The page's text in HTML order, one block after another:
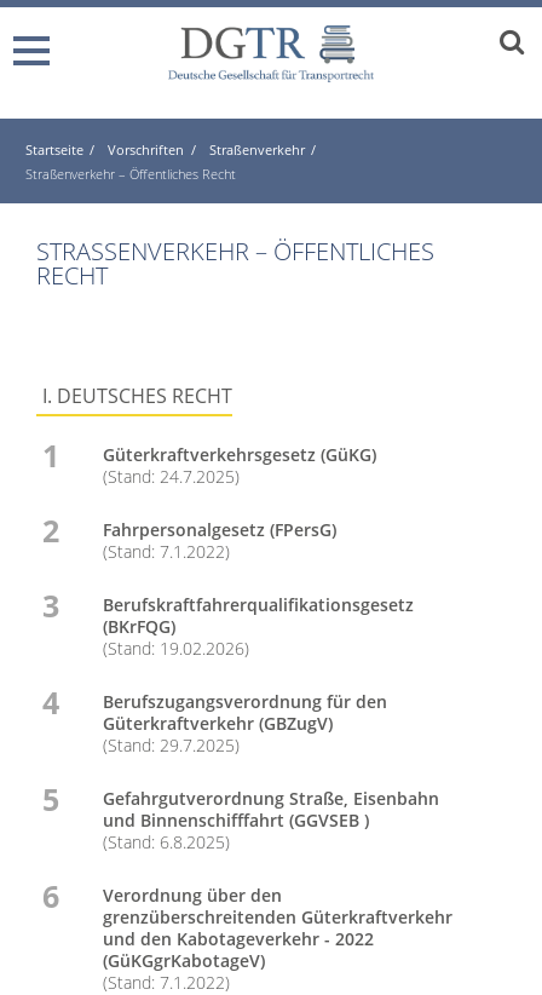
Startseite Vorschriften
Straßenverkehr
Straßenverkehr – Öffentliches Recht
STRASSENVERKEHR – ÖFFENTLICHES R
ECHT
I. DEUTSCHES RECHT
1
Güterkraftverkehrsgesetz (GüKG)
(Stand: 24.7.2025)
2
Fahrpersonalgesetz (FPersG)
(Stand: 7.1.2022)
3
Berufskraftfahrerqualifikationsgesetz
(BKrFQG)
(Stand: 19.02.2026)
4
Berufszugangsverordnung für den
Güterkraftverkehr (GBZugV)
(Stand: 29.7.2025)
5
Gefahrgutverordnung Straße, Eisenbahn
und Binnenschifffahrt (GGVSEB )
(Stand: 6.8.2025)
6
Verordnung über den
grenzüberschreitenden Güterkraftverkehr
und den Kabotageverkehr - 2022
(GüKGgrKabotageV)
(Stand: 7.1.2022)